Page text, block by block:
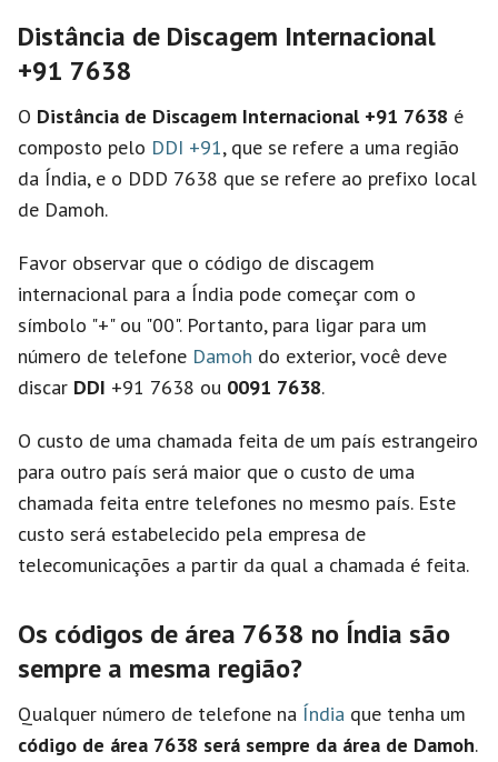
Distância de Discagem Internacional
+91 7638
O Distância de Discagem Internacional+91 7638 é
composto pelo DDI +91, que se refere a uma região
da Índia, e o DDD 7638 que se refere ao prefixo local
de Damoh.
Favor observar que o código de discagem
internacional para a Índia pode começar com o
símbolo "+" ou "00". Portanto, para ligar para um
número de telefone Damoh do exterior, você deve
discar DDI +91 7638 ou 0091 7638.
O custo de uma chamada feita de um país estrangeiro
para outro país será maior que o custo de uma
chamada feita entre telefones no mesmo país. Este
custo será estabelecido pela empresa de
telecomunicações a partir da qual a chamada é feita.
Os códigos de área 7638 no Índia são
sempre a mesma região?
Qualquer número de telefone na Índia que tenha um
código de área 7638 será sempre da área de Damoh.